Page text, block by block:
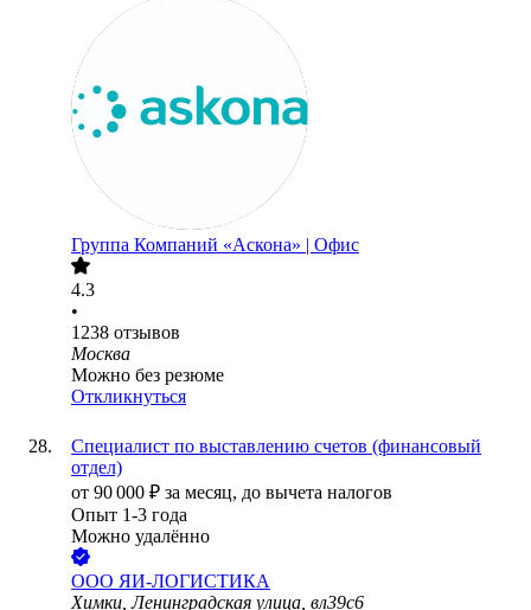
Группа Компаний «Аскона» | Офис
4.3
•
1238 отзывов
Москва
Можно без резюме
Откликнуться
Специалист по выставлению счетов (финансовый
отдел)
от 90 000 ₽ за месяц, до вычета налогов
Опыт 1-3 года
Можно удалённо
ООО ЯИ-ЛОГИСТИКА
Химки, Ленинградская улица, вл39с6